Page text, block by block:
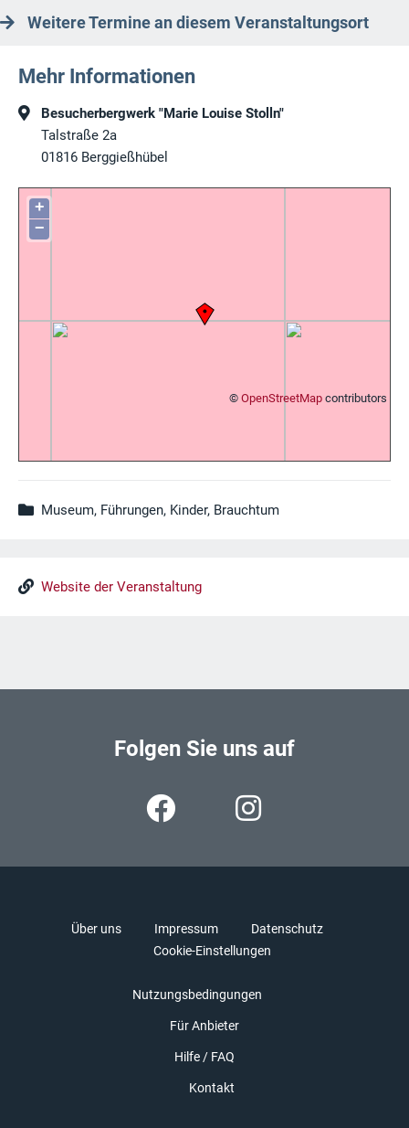
Weitere Termine an diesem Veranstaltungsort
Mehr Informationen
Besucherbergwerk "Marie Louise Stolln"
Talstraße 2a
01816 Berggießhübel
+
−
© OpenStreetMap contributors
Museum, Führungen, Kinder, Brauchtum
Website der Veranstaltung
Folgen Sie uns auf
Über uns Impressum
Datenschutz
Cookie-Einstellungen
Nutzungsbedingungen
Für Anbieter
Hilfe / FAQ
Kontakt